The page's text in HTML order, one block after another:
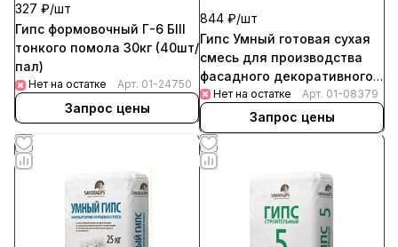
327 ₽/шт
Гипс формовочный Г-6 БIII
тонкого помола 30кг (40шт/
пал)
Нет на остатке Арт. 01-24750
Запрос цены
844 ₽/шт
Гипс Умный готовая сухая
смесь для производства
фасадного декоративного
камня 25кг (56шт/пал)
Нет на остатке Арт. 01-08379
Запрос цены